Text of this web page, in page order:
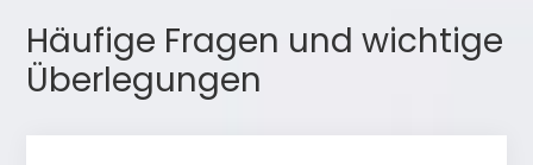
Häufige Fragen und wichtige
Überlegungen